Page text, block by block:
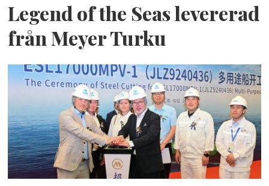
Legend of the Seas levererad
från Meyer Turku